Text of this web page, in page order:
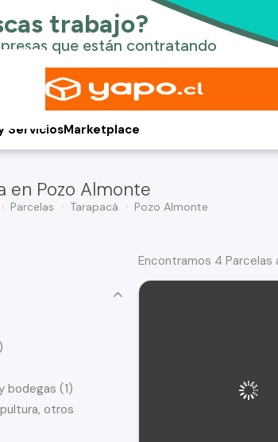
ServiciosMarketplace
en Pozo Almonte
Parcelas Tarapacá Pozo Almonte
bodegas (1)
otros
Encontramos 4 Parcelas